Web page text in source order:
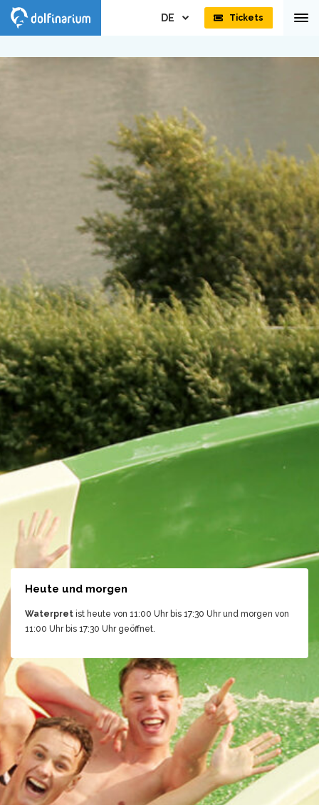
DE Tickets
Heute und morgen
Waterpret ist heute von 11:00 Uhr bis 17:30 Uhr und morgen von
11:00 Uhr bis 17:30 Uhr geöffnet.